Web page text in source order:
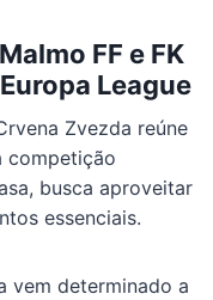
FF e FK
League
Zvezda reúne
competição
busca aproveitar
essenciais.
vem determinado a